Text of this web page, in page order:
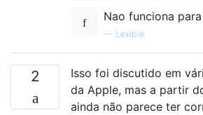
Nao funciona
— Lexible
2
Isso foi discutido em
da Apple, mas a partir
ainda não parece ter